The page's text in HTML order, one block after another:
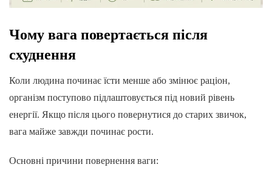
Чому вага повертається після
схуднення
Коли людина починає їсти менше або змінює раціон,
організм поступово підлаштовується під новий рівень
енергії. Якщо після цього повернутися до старих звичок,
вага майже завжди починає рости.
Основні причини повернення ваги: